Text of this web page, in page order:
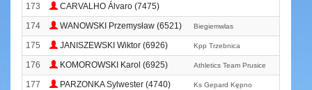
173
CARVALHO Álvaro (7475)
174
WANOWSKI Przemysław (6521) Biegiemwlas
175 JANISZEWSKI Wiktor (6926) Kpp Trzebnica
176 KOMOROWSKI Karol (6925) Athletics Team Prusice
177 PARZONKA Sylwester (4740) Ks Gepard Kępno